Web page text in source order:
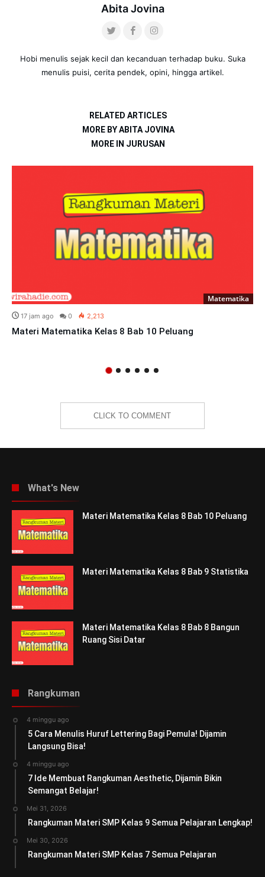
Abita Jovina
Hobi menulis sejak kecil dan kecanduan terhadap buku. Suka
menulis puisi, cerita pendek, opini, hingga artikel.
RELATED ARTICLES
MORE BY ABITA JOVINA
MORE IN JURUSAN
Matematika
17 jam ago 0 2,213
Materi Matematika Kelas 8 Bab 10 Peluang
CLICK TO COMMENT
What's New
Materi Matematika Kelas 8 Bab 10 Peluang
Materi Matematika Kelas 8 Bab 9 Statistika
Materi Matematika Kelas 8 Bab 8 Bangun
Ruang Sisi Datar
Rangkuman
4 minggu ago
5 Cara Menulis Huruf Lettering Bagi Pemula! Dijamin
Langsung Bisa!
4 minggu ago
7 Ide Membuat Rangkuman Aesthetic, Dijamin Bikin
Semangat Belajar!
Mei 31, 2026
Rangkuman Materi SMP Kelas 9 Semua Pelajaran Lengkap!
Mei 30, 2026
Rangkuman Materi SMP Kelas 7 Semua Pelajaran